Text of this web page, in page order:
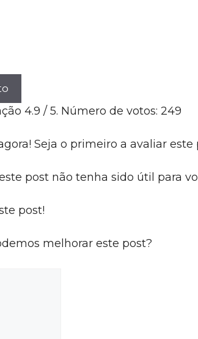
4.9 / 5. Número de votos: 249
Seja o primeiro a avaliar este
post não tenha sido útil para
post!
melhorar este post?